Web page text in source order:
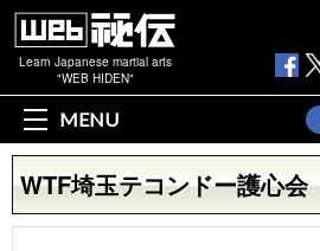
Learn Japanese martial arts
"WEB HIDEN"
MENU
WTF埼玉テコンドー護心会